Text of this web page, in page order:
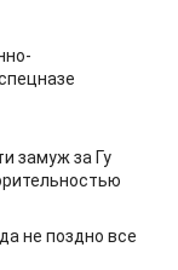
замуж за Гу
не поздно все